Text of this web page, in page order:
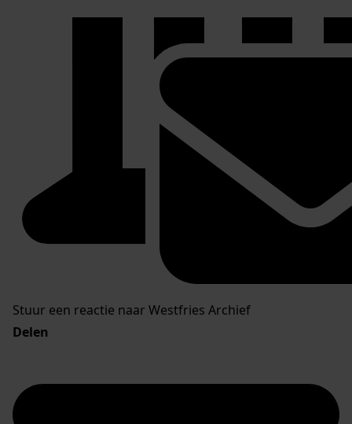
Stuur een reactie naar Westfries Archief
Delen